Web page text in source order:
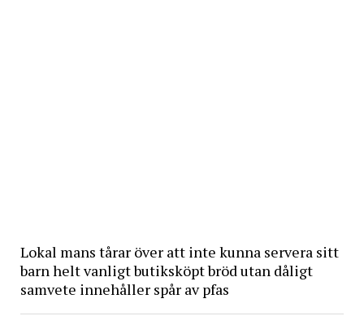
Lokal mans tårar över att inte kunna servera sitt
barn helt vanligt butiksköpt bröd utan dåligt
samvete innehåller spår av pfas